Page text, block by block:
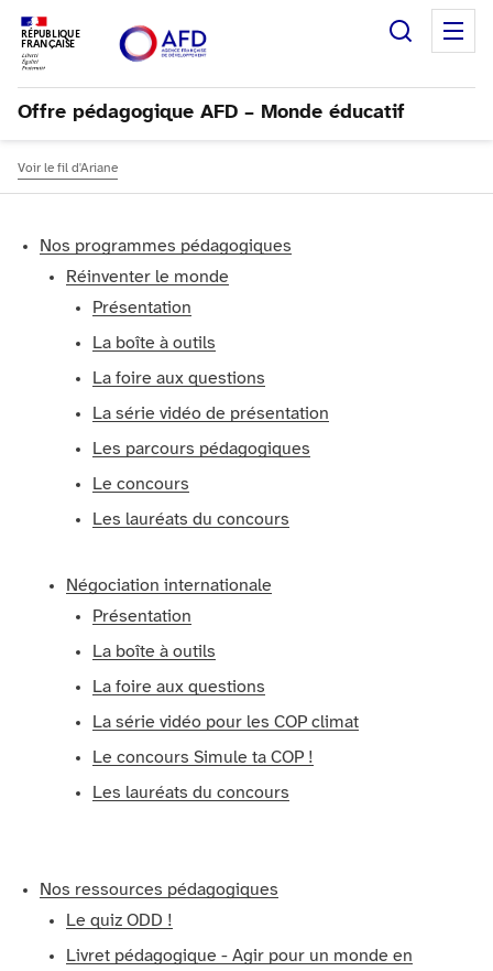
RÉPUBLIQUE
FRANÇAISE
Offre pédagogique AFD – Monde éducatif
Voir le fil d'Ariane
Nos programmes pédagogiques
Réinventer le monde
Présentation
La boîte à outils
La foire aux questions
La série vidéo de présentation
Les parcours pédagogiques
Le concours
Les lauréats du concours
Négociation internationale
Présentation
La boîte à outils
La foire aux questions
La série vidéo pour les COP climat
Le concours Simule ta COP !
Les lauréats du concours
Nos ressources pédagogiques
Le quiz ODD !
Livret pédagogique - Agir pour un monde en